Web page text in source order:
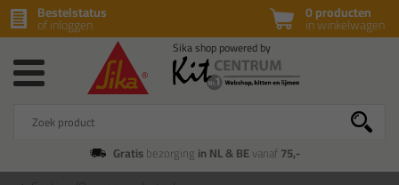
0 producten
in winkelwagen
Bestelstatus
of inloggen
Gratisbezorging in NL & BEvanaf75,-